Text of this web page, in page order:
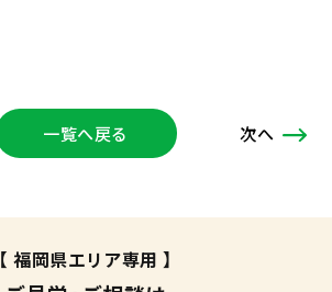
一覧へ戻る 次へ
【 福岡県エリア専用 】